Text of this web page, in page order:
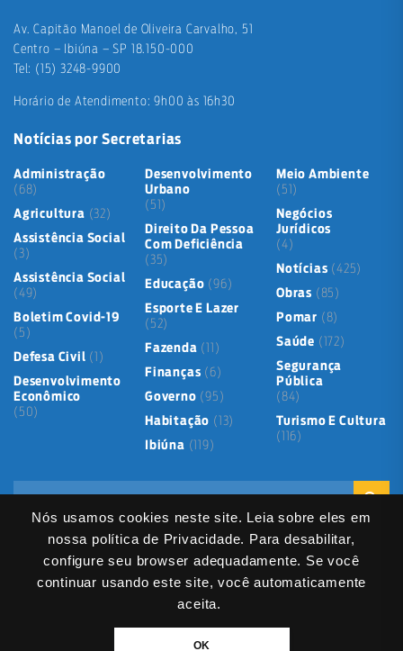
Nós usamos cookies neste site. Leia sobre eles em
nossa política de Privacidade. Para desabilitar,
configure seu browser adequadamente. Se você
continuar usando este site, você automaticamente
aceita.
OK
Av. Capitão Manoel de Oliveira Carvalho, 51
Centro – Ibiúna – SP 18.150-000
Tel: (15) 3248-9900
Horário de Atendimento: 9h00 às 16h30
Notícias por Secretarias
Administração
(68)
Agricultura (32)
Assistência Social
(3)
Assistência Social
(49)
Boletim Covid-19
(5)
Defesa Civil (1)
Desenvolvimento
Econômico
(50)
Desenvolvimento
Urbano
(51)
Direito Da Pessoa
Com Deficiência
(35)
Educação (96)
Esporte E Lazer
(52)
Fazenda (11)
Finanças (6)
Governo (95)
Habitação (13)
Ibiúna (119)
Meio Ambiente
(51)
Negócios
Jurídicos
(4)
Notícias (425)
Obras (85)
Pomar (8)
Saúde (172)
Segurança
Pública
(84)
Turismo E Cultura
(116)
Mapa do Site Política de Privacidade
Termos de Uso
Serviços Digitais